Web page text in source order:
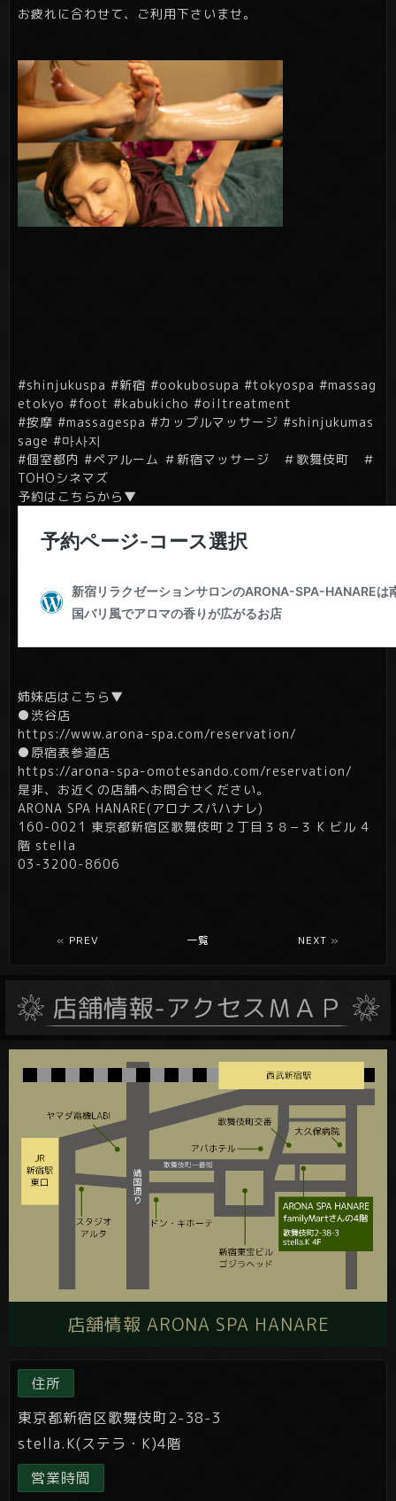
お疲れに合わせて、ご利用下さいませ。
#shinjukuspa #新宿 #ookubosupa #tokyospa #massag
etokyo #foot #kabukicho #oiltreatment
#按摩 #massagespa #カップルマッサージ #shinjukumas
sage #마사지
#個室都内 #ペアルーム ＃新宿マッサージ ＃歌舞伎町 ＃
TOHOシネマズ
予約はこちらから▼
姉妹店はこちら▼
●渋谷店
https://www.arona-spa.com/reservation/
●原宿表参道店
https://arona-spa-omotesando.com/reservation/
是非、お近くの店舗へお問合せください。
ARONA SPA HANARE(アロナスパハナレ)
160-0021 東京都新宿区歌舞伎町２丁目３８−３ K ビル 4
階 stella
03-3200-8606
« PREV 一覧 NEXT »
店舗情報 ARONA SPA HANARE
住所
東京都新宿区歌舞伎町2-38-3
stella.K(ステラ・K)4階
営業時間